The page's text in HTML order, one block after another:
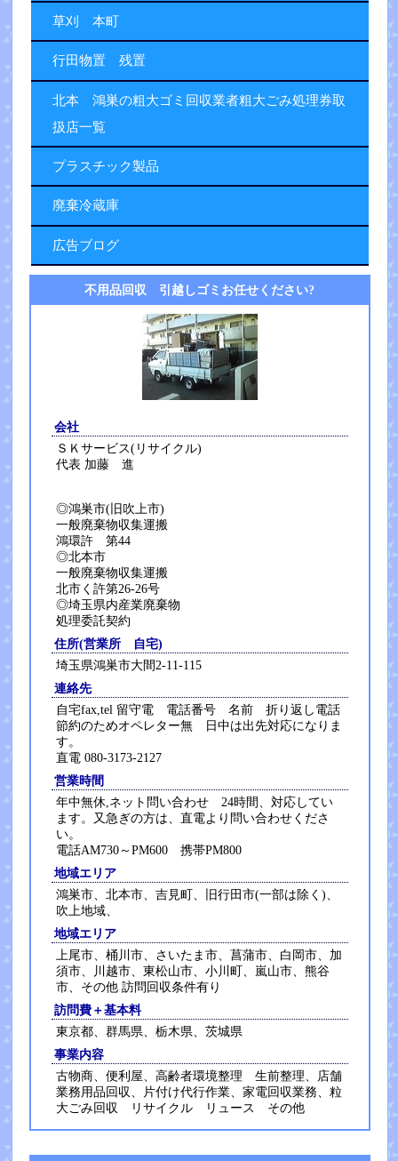
草刈 本町
行田物置 残置
北本 鴻巣の粗大ゴミ回収業者粗大ごみ処理券取
扱店一覧
プラスチック製品
廃棄冷蔵庫
広告ブログ
不用品回収 引越しゴミお任せください?
会社
ＳＫサービス(リサイクル)
代表 加藤 進
◎鴻巣市(旧吹上市)
一般廃棄物収集運搬
鴻環許 第44
◎北本市
一般廃棄物収集運搬
北市く許第26-26号
◎埼玉県内産業廃棄物
処理委託契約
住所(営業所 自宅)
埼玉県鴻巣市大間2-11-115
連絡先
自宅fax,tel 留守電 電話番号 名前 折り返し電話
節約のためオペレター無 日中は出先対応になりま
す。
直電 080-3173-2127
営業時間
年中無休,ネット問い合わせ 24時間、対応してい
ます。又急ぎの方は、直電より問い合わせくださ
い。
電話AM730～PM600 携帯PM800
地域エリア
鴻巣市、北本市、吉見町、旧行田市(一部は除く)、
吹上地域、
地域エリア
上尾市、桶川市、さいたま市、菖蒲市、白岡市、加
須市、川越市、東松山市、小川町、嵐山市、熊谷
市、その他 訪問回収条件有り
訪問費＋基本料
東京都、群馬県、栃木県、茨城県
事業内容
古物商、便利屋、高齢者環境整理 生前整理、店舗
業務用品回収、片付け代行作業、家電回収業務、粒
大ごみ回収 リサイクル リュース その他